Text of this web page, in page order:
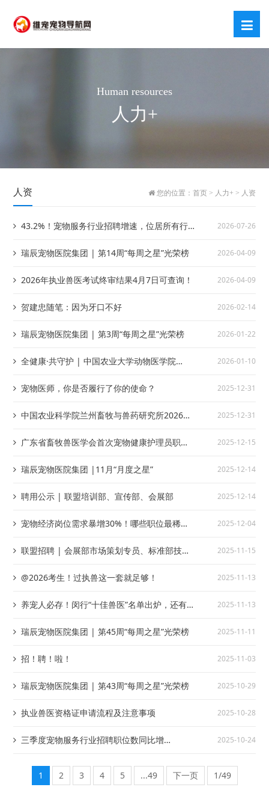
Human resources
人力+
人资 您的位置： 首页> 人力+ > 人资
43.2%！宠物服务行业招聘增速，位居所有行
2026-07-26
瑞辰宠物医院集团 | 第14周“每周之星”光荣榜 2026-04-09
2026年执业兽医考试终审结果4月7日可查询！ 2026-04-09
贺建忠随笔：因为牙口不好 2026-02-14
瑞辰宠物医院集团 | 第3周“每周之星”光荣榜 2026-01-22
全健康·共守护 | 中国农业大学动物医学院
2026-01-10
宠物医师，你是否履行了你的使命？ 2025-12-31
中国农业科学院兰州畜牧与兽药研究所2026年
2025-12-31
广东省畜牧兽医学会首次宠物健康护理员职业
2025-12-15
瑞辰宠物医院集团 |11月“月度之星” 2025-12-14
聘用公示 | 联盟培训部、宣传部、会展部 2025-12-14
宠物经济岗位需求暴增30%！哪些职位最稀
2025-12-04
联盟招聘 | 会展部市场策划专员、标准部技术
2025-11-15
@2026考生！过执兽这一套就足够！ 2025-11-13
养宠人必存！闵行“十佳兽医”名单出炉，还有
2025-11-13
瑞辰宠物医院集团 | 第45周“每周之星”光荣榜 2025-11-11
招！聘！啦！ 2025-11-03
瑞辰宠物医院集团 | 第43周“每周之星”光荣榜 2025-10-29
执业兽医资格证申请流程及注意事项 2025-10-28
三季度宠物服务行业招聘职位数同比增
2025-10-24
1 2 3 4 5 ...49 下一页 1/49